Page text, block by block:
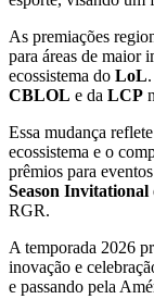
As premiações
para áreas de maior
ecossistema do LoL
CBLOL e da LCP
Essa mudança
ecossistema e o
prêmios para
Season Invitational
RGR.
A temporada 2026
inovação e
e passando pela